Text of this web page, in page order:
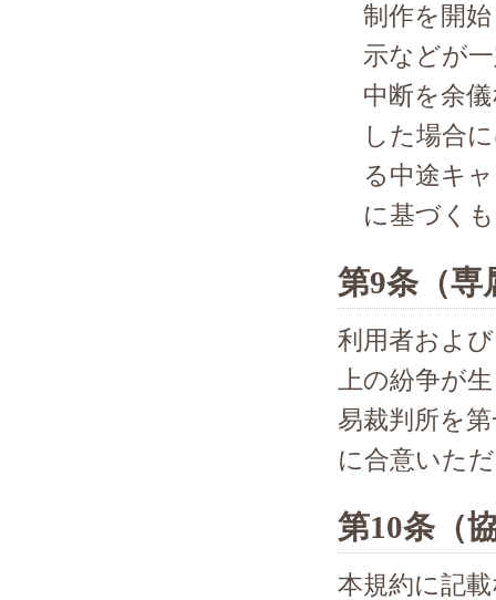
制作を開
示などが
中断を余
した場合
る中途キ
に基づく
第9条（専
利用者およ
上の紛争が
易裁判所を
に合意いた
第10条（
本規約に記